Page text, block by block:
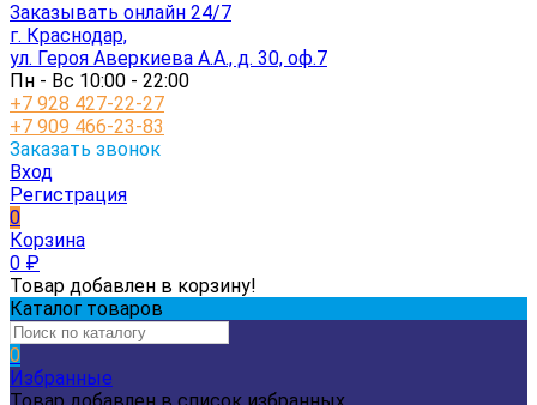
Заказывать онлайн 24/7
г. Краснодар,
ул. Героя Аверкиева А.А., д. 30, оф.7
Пн - Вс 10:00 - 22:00
+7 928 427-22-27
+7 909 466-23-83
Заказать звонок
Вход
Регистрация
0
Корзина
0 ₽
Товар добавлен в корзину!
Каталог товаров
0
Избранные